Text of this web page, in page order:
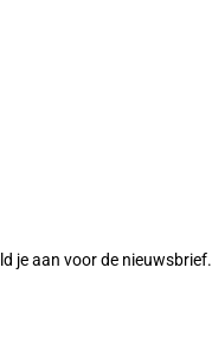
je aan voor de nieuwsbrief.